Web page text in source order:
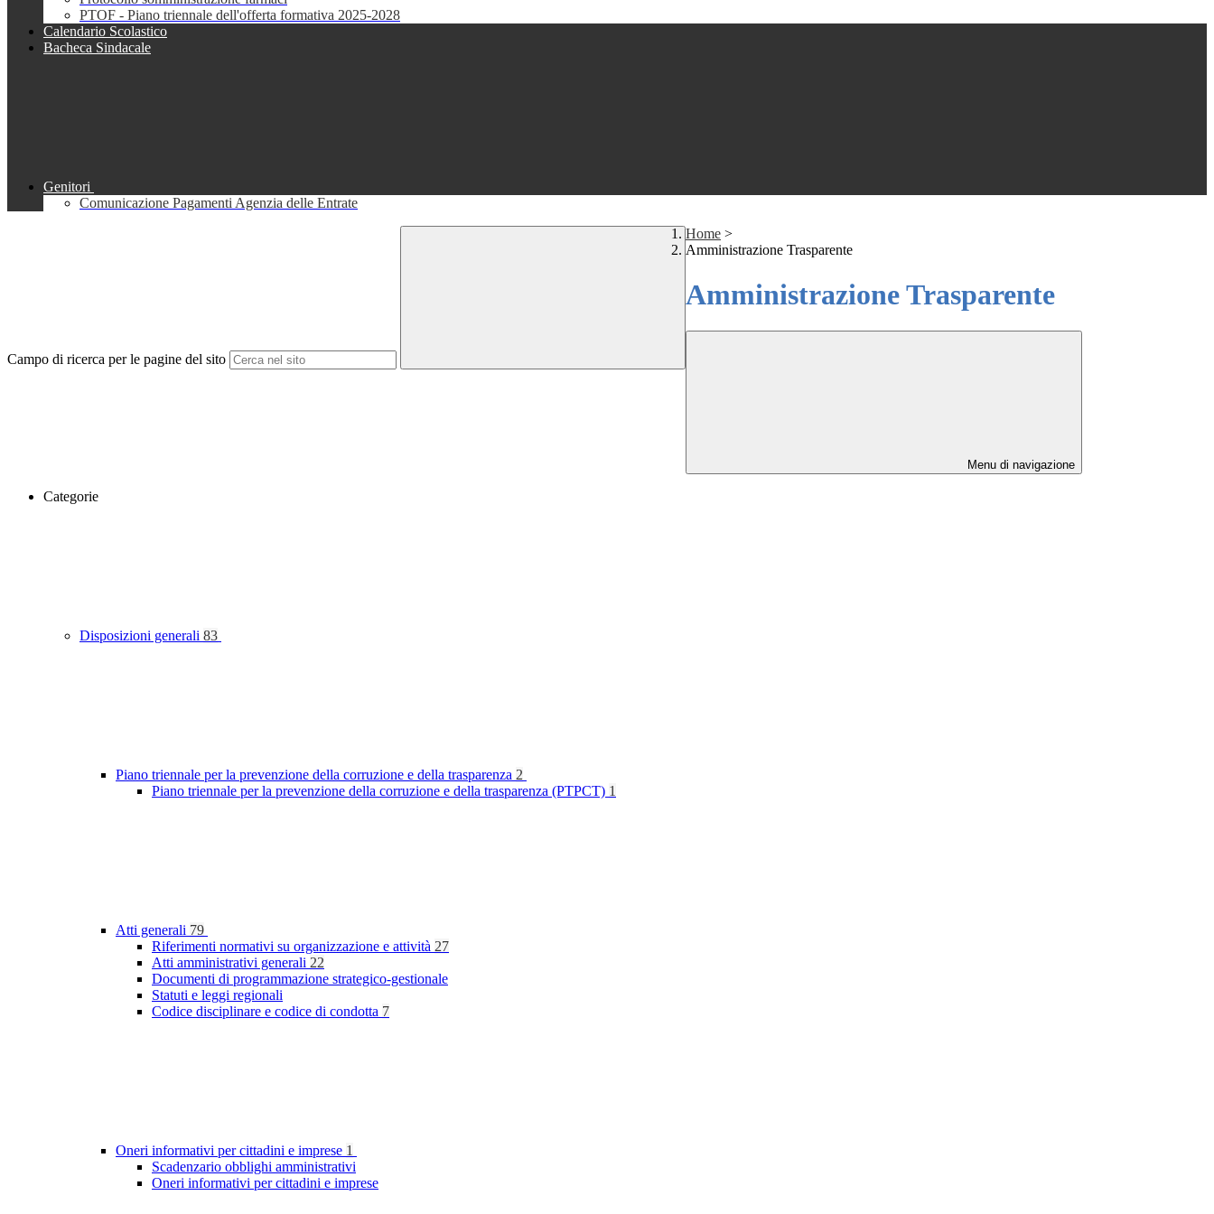
PTOF - Piano triennale dell'offerta formativa 2025-2028
Calendario Scolastico
Bacheca Sindacale
Genitori
Comunicazione Pagamenti Agenzia delle Entrate
Campo di ricerca per le pagine del sito
Home >
Amministrazione Trasparente
Amministrazione Trasparente
Menu di navigazione
Categorie
Disposizioni generali 83
Piano triennale per la prevenzione della corruzione e della trasparenza 2
Piano triennale per la prevenzione della corruzione e della trasparenza (PTPCT) 1
Atti generali 79
Riferimenti normativi su organizzazione e attività 27
Atti amministrativi generali 22
Documenti di programmazione strategico-gestionale
Statuti e leggi regionali
Codice disciplinare e codice di condotta 7
Oneri informativi per cittadini e imprese 1
Scadenzario obblighi amministrativi
Oneri informativi per cittadini e imprese